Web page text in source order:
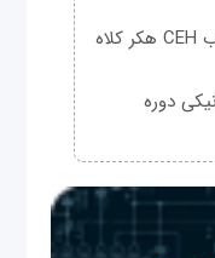
ماهنامه شبکه منتشر کرد: کتاب CEH هکر کلاه
دوره